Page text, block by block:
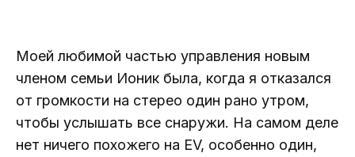
Моей любимой частью управления новым
членом семьи Ионик была, когда я отказался
от громкости на стерео один рано утром,
чтобы услышать все снаружи. На самом деле
нет ничего похожего на EV, особенно один,